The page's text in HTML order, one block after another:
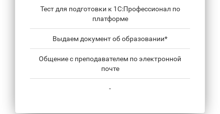
Тест для подготовки к 1С:Профессионал по
платформе
Выдаем документ об образовании*
Общение с преподавателем по электронной
почте
-